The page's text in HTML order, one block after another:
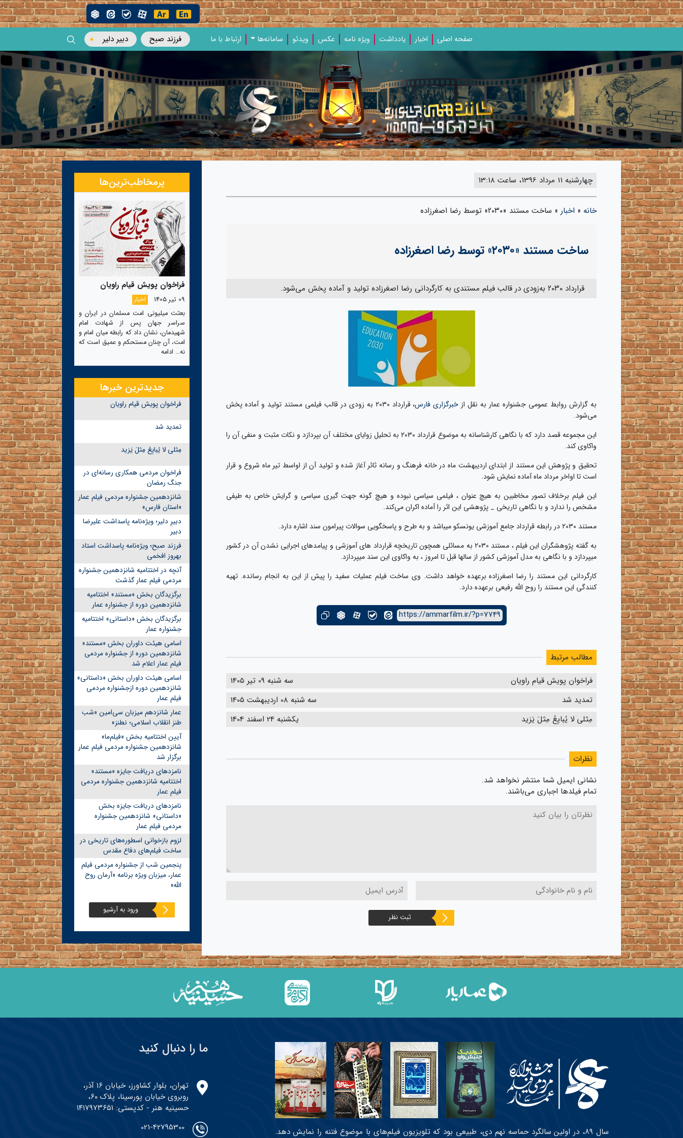
فرزند صبح دبیر دلیر صفحه اصلی اخبار یادداشت‌ ویژه‌ نامه‌ عکس ویدئو سامانه‌ها ارتباط با ما
چهارشنبه 11 مرداد 1396، ساعت 13:18
خانه » اخبار » ساخت مستند «۲۰۳۰» توسط رضا اصغرزاده
ساخت مستند «۲۰۳۰» توسط رضا اصغرزاده
قرارداد ۲۰۳۰ به‌زودی در قالب فیلم مستندی به کارگردانی رضا اصغرزاده تولید و آماده پخش می‌شود.
به گزارش روابط عمومی جشنواره عمار به نقل از خبرگزاری فارس
، قرارداد ۲۰۳۰ به زودی در قالب فیلمی مستند تولید و آماده پخش
می‌شود.
این مجموعه قصد دارد که با نگاهی کارشناسانه به موضوع قرارداد ۲۰۳۰ به تحلیل زوایای مختلف آن بپردازد و نکات مثبت و منفی آن را
واکاوی کند.
تحقیق و پژوهش این مستند از ابتدای اردیبهشت ماه در خانه فرهنگ و رسانه ثائر آغاز شده و تولید آن از اواسط تیر ماه شروع و قرار
است تا اواخر مرداد ماه آماده نمایش شود.
این فیلم برخلاف تصور مخاطبین به هیچ عنوان ، فیلمی سیاسی نبوده و هیچ گونه جهت گیری سیاسی و گرایش خاص به طیفی
مشخص را ندارد و با نگاهی تاریخی _ پژوهشی این اثر را آماده اکران می‌کند.
مستند ۲۰۳۰ در رابطه قرارداد جامع آموزشی یونسکو میباشد و به طرح و پاسخگویی سوالات پیرامون سند اشاره دارد.
به گفته پژوهشگران این فیلم ، مستند ۲۰۳۰ به مسائلی همچون تاریخچه قرارداد های آموزشی و پیامدهای اجرایی نشدن آن در کشور
میپردازد و با نگاهی به مدل آموزشی کشور از سالها قبل تا امروز ، به واکاوی این سند میپردازد.
کارگردانی این مستند را رضا اصغرزاده برعهده خواهد داشت. وی ساخت فیلم عملیات سفید را پیش از این به انجام رسانده. تهیه
کنندگی این مستند را روح الله رفیعی برعهده دارد.
https://ammarfilm.ir/?p=7749
مطالب مرتبط
فراخوان پویش قیام راویان
سه شنبه 09 تیر 1405
تمدید شد
سه شنبه 08 اردیبهشت 1405
مِثلی لا یُبایِعُ مِثلَ یَزید
یکشنبه 24 اسفند 1404
نظرات
نشانی ایمیل شما منتشر نخواهد شد.
تمام فیلدها اجباری می‌باشند.
ثبت نظر
پرمخاطب‌ترین‌ها
فراخوان پویش قیام راویان
09 تیر 1405
اخبار
بعثت میلیونی امت مسلمان در ایران و
سراسر جهان پس از شهادت امام
شهیدمان، نشان داد که رابطه میان امام و
امت، آن چنان مستحکم و عمیق است که
نه… ادامه
جدیدترین خبرها
فراخوان پویش قیام راویان
تمدید شد
مِثلی لا یُبایِعُ مِثلَ یَزید
فراخوان مردمی همکاری رسانه‌ای در
جنگ رمضان
شانزدهمین جشنواره مردمی فیلم عمار
«استان فارس»
دبیرِ دلیر؛ ویژه‌نامه پاسداشت علیرضا
دبیر
فرزند صبح؛ ویژه‌نامه پاسداشت استاد
بهروز افخمی
آنچه در اختتامیه شانزدهمین جشنواره
مردمی فیلم عمار گذشت
برگزیدگان بخش «مستند» اختتامیه
شانزدهمین دوره از جشنواره عمار
برگزیدگان بخش «داستانی» اختتامیه
جشنواره عمار
اسامی هیئت داوران بخش «مستند»
شانزدهمین دوره از جشنواره مردمی
فیلم عمار اعلام شد
اسامی هیئت داوران بخش «داستانی»
شانزدهمین دوره ازجشنواره مردمی
فیلم عمار
عمار شانزدهم میزبان سی‌امین «شب
طنز انقلاب اسلامی؛ نطنز»
آیین اختتامیه بخش «فیلم‌ما»
شانزدهمین جشنواره مردمی فیلم عمار
برگزار شد
نامزدهای دریافت جایزه «مستند»
اختتامیه شانزدهمین جشنواره مردمی
فیلم عمار
نامزدهای دریافت جایزه بخش
«داستانی» شانزدهمین جشنواره
مردمی فیلم عمار
لزوم بازخوانی اسطوره‌های تاریخی در
ساخت فیلم‌های دفاع مقدس
پنجمین شب از جشنواره مردمی فیلم
عمار، میزبان ویژه برنامه «آرمان روح
الله»
ورود به آرشیو
سال ۸۹، در اولین سالگرد حماسه نهم دی، طبیعی بود که تلویزیون فیلم‌های با موضوع فتنه را نمایش دهد.
ما را دنبال کنید
تهران، بلوار کشاورز، خیابان ۱۶ آذر،
روبروی خیابان پورسینا، پلاک ۶۰،
حسینیه هنر - کدپستی: ۱۴۱۷۹۷۳۶۵۱
021-42795300